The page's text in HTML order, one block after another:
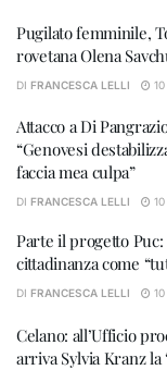
Pugilato femminile,
rovetana Olena
DI FRANCESCA LELLI
Attacco a Di
“Genovesi
faccia mea culpa”
DI FRANCESCA LELLI
Parte il progetto
cittadinanza come
DI FRANCESCA LELLI
Celano: all’Ufficio
arriva Sylvia Kranz